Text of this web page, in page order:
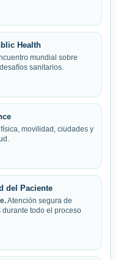
Health
mundial sobre
sanitarios.
movilidad, ciudades y
del Paciente
Atención segura de
todo el proceso